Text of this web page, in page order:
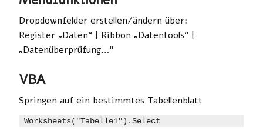
Dropdownfelder erstellen/ändern über:
Register „Daten“ | Ribbon „Datentools“ |
„Datenüberprüfung…“
VBA
Springen auf ein bestimmtes Tabellenblatt
Worksheets("Tabelle1").Select